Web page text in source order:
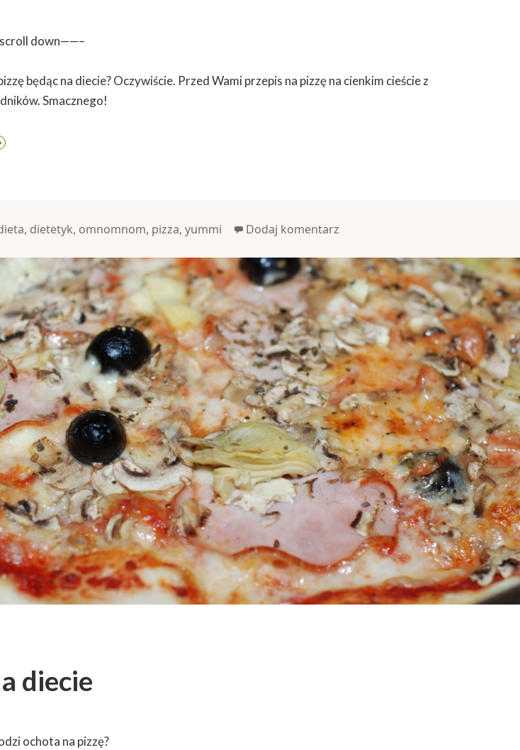
down——–
będąc na diecie? Oczywiście. Przed Wami przepis na pizzę na cienkim cieście z
Smacznego!
na cienkim cieście
, dietetyk, omnomnom, pizza,yummi Dodaj komentarz
diecie
ochota na pizzę?